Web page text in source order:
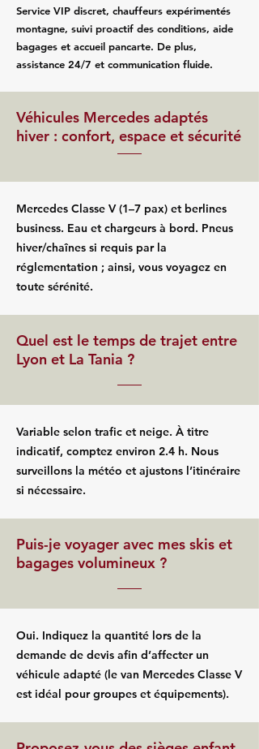
Service VIP discret, chauffeurs expérimentés
montagne, suivi proactif des conditions, aide
bagages et accueil pancarte. De plus,
assistance 24/7 et communication fluide.
Véhicules Mercedes adaptés
hiver : confort, espace et sécurité
Mercedes Classe V (1–7 pax) et berlines
business. Eau et chargeurs à bord. Pneus
hiver/chaînes si requis par la
réglementation ; ainsi, vous voyagez en
toute sérénité.
Quel est le temps de trajet entre
Lyon et La Tania ?
Variable selon trafic et neige. À titre
indicatif, comptez environ 2.4 h. Nous
surveillons la météo et ajustons l’itinéraire
si nécessaire.
Puis-je voyager avec mes skis et
bagages volumineux ?
Oui. Indiquez la quantité lors de la
demande de devis afin d’affecter un
véhicule adapté (le van Mercedes Classe V
est idéal pour groupes et équipements).